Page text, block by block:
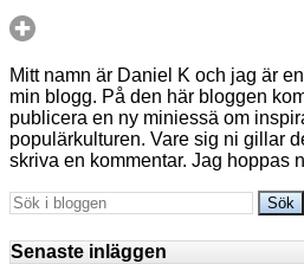
Mitt namn är Daniel K och jag är
min blogg. På den här bloggen
publicera en ny miniessä om
populärkulturen. Vare sig ni gillar
skriva en kommentar. Jag hoppas
Senaste inläggen